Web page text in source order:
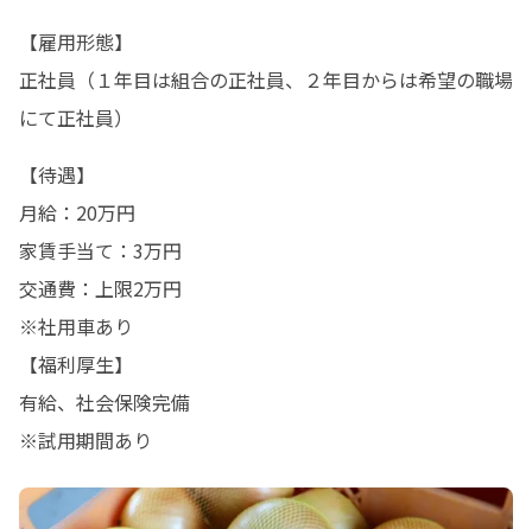
【雇用形態】
正社員（１年目は組合の正社員、２年目からは希望の職場
にて正社員）
【待遇】
月給：20万円
家賃手当て：3万円
交通費：上限2万円
※社用車あり
【福利厚生】
有給、社会保険完備
※試用期間あり